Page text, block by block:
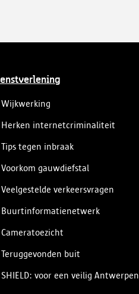
Wijkwerking
Herken internetcriminaliteit
Tips tegen inbraak
Voorkom gauwdiefstal
Veelgestelde verkeersvragen
Buurtinformatienetwerk
Cameratoezicht
Teruggevonden buit
SHIELD: voor een veilig Antwerpen